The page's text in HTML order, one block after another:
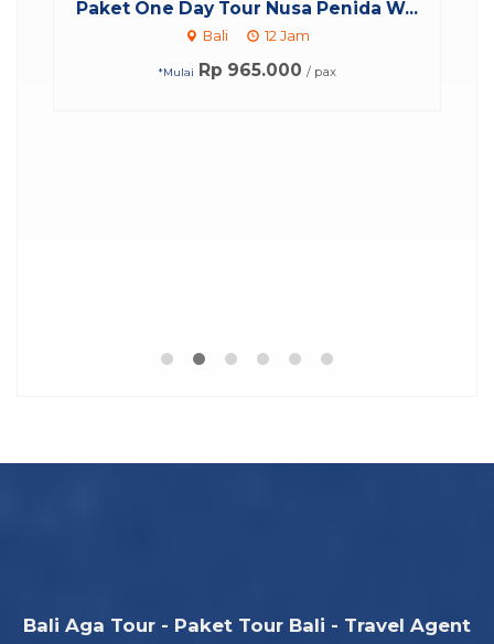
Paket One Day Tour Nusa Penida W...
Bali 12 Jam
*Mulai Rp 965.000 / pax
Bali Aga Tour - Paket Tour Bali - Travel Agent